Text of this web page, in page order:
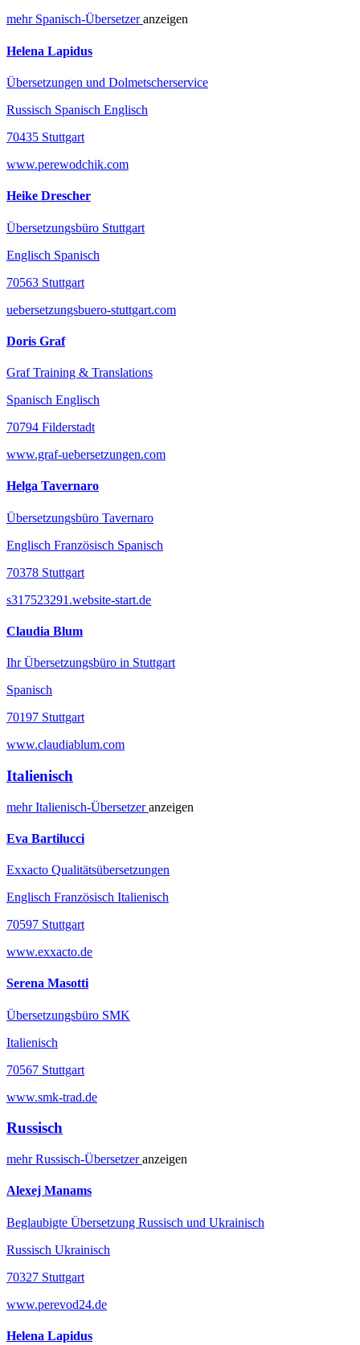
mehr Spanisch-Übersetzeranzeigen
Helena Lapidus
Übersetzungen und Dolmetscherservice
Russisch Spanisch Englisch
70435 Stuttgart
www.perewodchik.com
Heike Drescher
Übersetzungsbüro Stuttgart
Englisch Spanisch
70563 Stuttgart
uebersetzungsbuero-stuttgart.com
Doris Graf
Graf Training & Translations
Spanisch Englisch
70794 Filderstadt
www.graf-uebersetzungen.com
Helga Tavernaro
Übersetzungsbüro Tavernaro
Englisch Französisch Spanisch
70378 Stuttgart
s317523291.website-start.de
Claudia Blum
Ihr Übersetzungsbüro in Stuttgart
Spanisch
70197 Stuttgart
www.claudiablum.com
Italienisch
mehrItalienisch-Übersetzeranzeigen
Eva Bartilucci
Exxacto Qualitätsübersetzungen
Englisch Französisch Italienisch
70597 Stuttgart
www.exxacto.de
Serena Masotti
Übersetzungsbüro SMK
Italienisch
70567 Stuttgart
www.smk-trad.de
Russisch
mehrRussisch-Übersetzeranzeigen
Alexej Manams
Beglaubigte Übersetzung Russisch und Ukrainisch
Russisch Ukrainisch
70327 Stuttgart
www.perevod24.de
Helena Lapidus